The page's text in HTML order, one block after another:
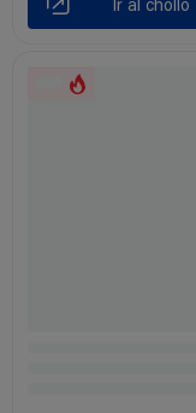
Ir al chollo